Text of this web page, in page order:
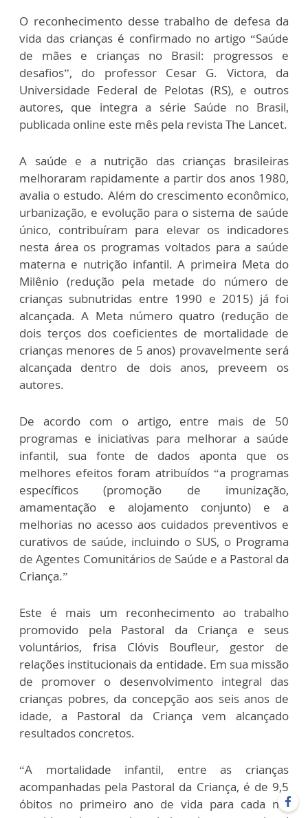
O reconhecimento desse trabalho de defesa da
vida das crianças é confirmado no artigo “Saúde
de mães e crianças no Brasil: progressos e
desafios”, do professor Cesar G. Victora, da
Universidade Federal de Pelotas (RS), e outros
autores, que integra a série Saúde no Brasil,
publicada online este mês pela revista The Lancet.
A saúde e a nutrição das crianças brasileiras
melhoraram rapidamente a partir dos anos 1980,
avalia o estudo. Além do crescimento econômico,
urbanização, e evolução para o sistema de saúde
único, contribuíram para elevar os indicadores
nesta área os programas voltados para a saúde
materna e nutrição infantil. A primeira Meta do
Milênio (redução pela metade do número de
crianças subnutridas entre 1990 e 2015) já foi
alcançada. A Meta número quatro (redução de
dois terços dos coeficientes de mortalidade de
crianças menores de 5 anos) provavelmente será
alcançada dentro de dois anos, preveem os
autores.
De acordo com o artigo, entre mais de 50
programas e iniciativas para melhorar a saúde
infantil, sua fonte de dados aponta que os
melhores efeitos foram atribuídos “a programas
específicos (promoção de imunização,
amamentação e alojamento conjunto) e a
melhorias no acesso aos cuidados preventivos e
curativos de saúde, incluindo o SUS, o Programa
de Agentes Comunitários de Saúde e a Pastoral da
Criança.”
Este é mais um reconhecimento ao trabalho
promovido pela Pastoral da Criança e seus
voluntários, frisa Clóvis Boufleur, gestor de
relações institucionais da entidade. Em sua missão
de promover o desenvolvimento integral das
crianças pobres, da concepção aos seis anos de
idade, a Pastoral da Criança vem alcançado
resultados concretos.
“A mortalidade infantil, entre as crianças
acompanhadas pela Pastoral da Criança, é de 9,5
óbitos no primeiro ano de vida para cada mil